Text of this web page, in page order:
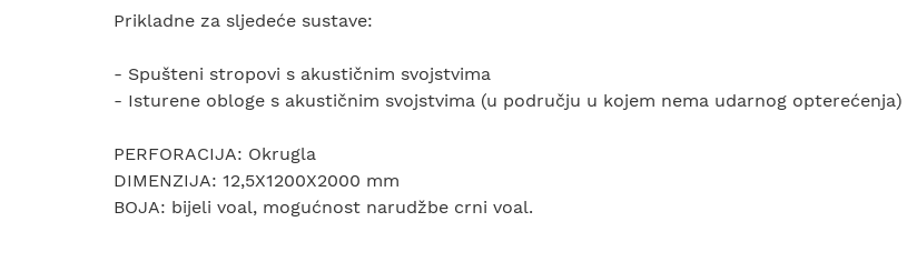
Prikladne za sljedeće sustave:
- Spušteni stropovi s akustičnim svojstvima
- Isturene obloge s akustičnim svojstvima (u području u kojem nema udarnog opterećenja)
PERFORACIJA: Okrugla
DIMENZIJA: 12,5X1200X2000 mm
BOJA: bijeli voal, mogućnost narudžbe crni voal.